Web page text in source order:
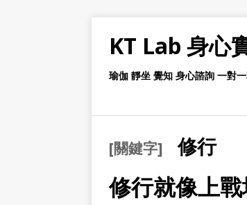
KT Lab 身心
瑜伽 靜坐 覺知 身心諮詢 一對
[關鍵字]修行
修行就像上